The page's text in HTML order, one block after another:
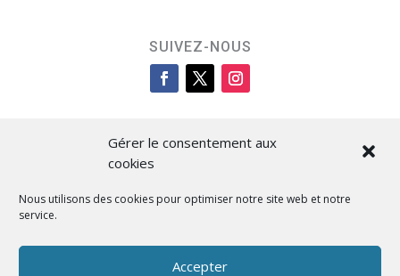
Gérer le consentement aux
cookies
Nous utilisons des cookies pour optimiser notre site web et notre
service.
Accepter
SUIVEZ-NOUS
Cità di L’Isula